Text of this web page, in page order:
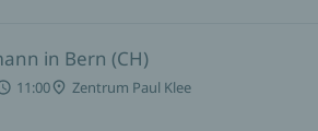
in Bern (CH)
11:00 Zentrum Paul Klee